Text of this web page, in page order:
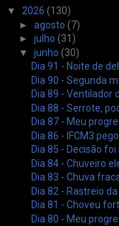
▼ 2026 (130)
► agosto (7)
► julho (31)
▼ junho (30)
Dia 91 - Noite de
Dia 90 - Segunda
Dia 89 - Ventilador
Dia 88 - Serrote,
Dia 87 - Meu
Dia 86 - IFCM3
Dia 85 - Decisão
Dia 84 - Chuveiro
Dia 83 - Chuva
Dia 82 - Rastreio
Dia 81 - Choveu
Dia 80 - Meu